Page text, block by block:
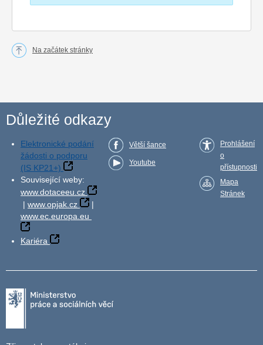
Na začátek stránky
Důležité odkazy
Elektronické podání
žádosti o podporu
(IS KP21+)
Související weby:
www.dotaceeu.cz
| www.opjak.cz
|
www.ec.europa.eu
Kariéra
Větší šance
Youtube
Prohlášení
o
přístupnosti
Mapa
Stránek